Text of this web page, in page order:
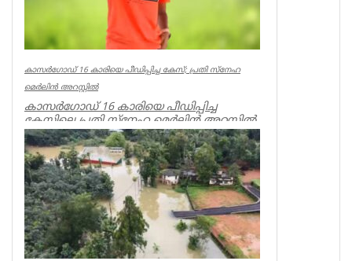
കാസർഗോഡ് 16 കാരിയെ പീഡിപ്പിച്ച കേസ്; പ്രതി സ്നേഹ
മെർലിൻ അറസ്റ്റിൽ
കാസർഗോഡ് 16 കാരിയെ പീഡിപ്പിച്ച
കേസിലെ പ്രതി സ്നേഹ മെർലിൻ അറസ്റ്റിൽ.
തളിപ്പറമ്പ്, പുളിപ്പറമ്പ് സ്വദേ...
Kerala